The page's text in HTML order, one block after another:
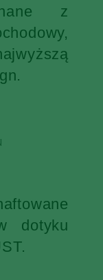
z
dotyku